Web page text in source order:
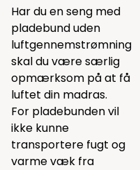
Har du en seng med
pladebund uden
luftgennemstrømning
skal du være særlig
opmærksom på at få
luftet din madras.
For pladebunden vil
ikke kunne
transportere fugt og
varme væk fra